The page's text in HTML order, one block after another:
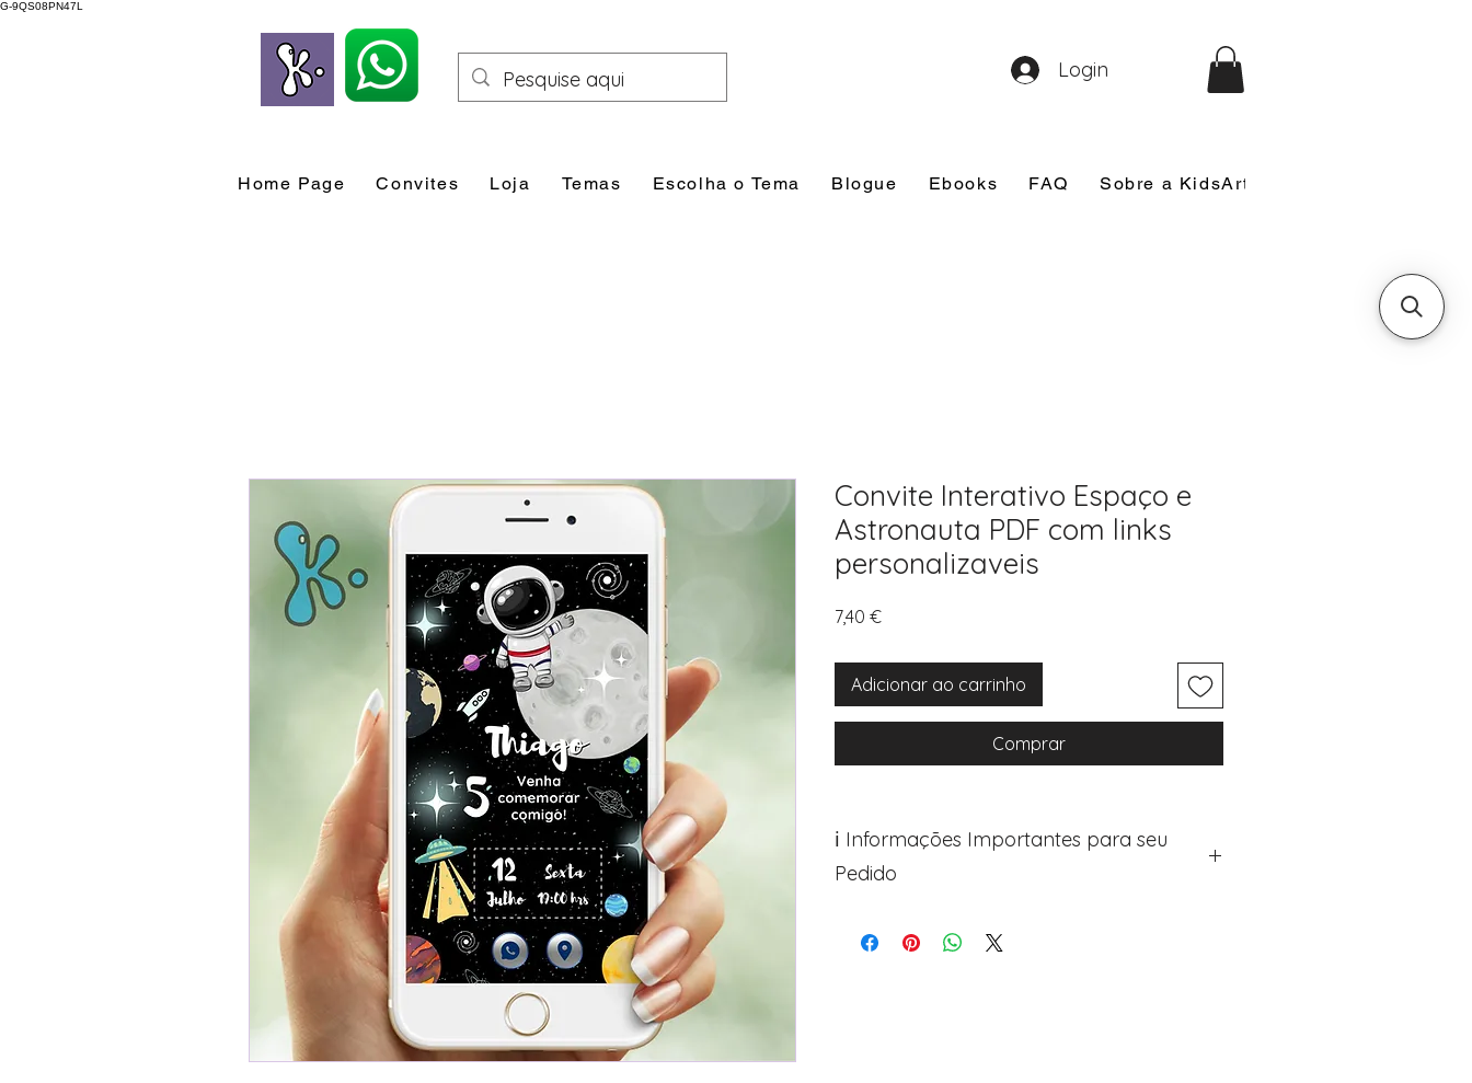
G-9QS08PN47L
Home Page Convites Loja Temas Escolha o Tema Blogue Ebooks FAQ Sobre a KidsArt
Login
Convite Interativo Espaço e
Astronauta PDF com links
personalizaveis
7,40 €Preço
Adicionar ao carrinho
Comprar
ℹ️ Informações Importantes para seu
Pedido
Avance para a página de checkout (próximo passo